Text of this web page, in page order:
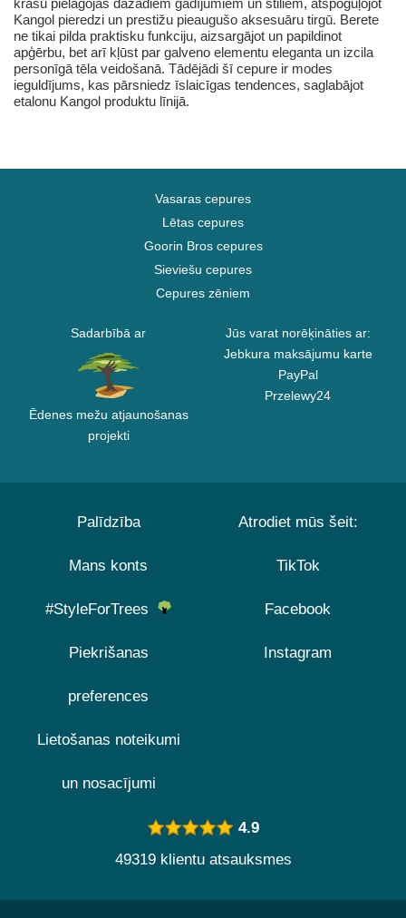
krāsu pielāgojas dažādiem gadījumiem un stiliem, atspoguļojot
Kangol pieredzi un prestižu pieaugušo aksesuāru tirgū. Berete
ne tikai pilda praktisku funkciju, aizsargājot un papildinot
apģērbu, bet arī kļūst par galveno elementu eleganta un izcila
personīgā tēla veidošanā. Tādējādi šī cepure ir modes
ieguldījums, kas pārsniedz īslaicīgas tendences, saglabājot
etalonu Kangol produktu līnijā.
Vasaras cepures
Lētas cepures
Goorin Bros cepures
Sieviešu cepures
Cepures zēniem
Sadarbībā ar
Ēdenes mežu atjaunošanas
projekti
Jūs varat norēķināties ar:
Jebkura maksājumu karte
PayPal
Przelewy24
Palīdzība
Mans konts
#StyleForTrees
Piekrišanas
preferences
Lietošanas noteikumi
un nosacījumi
Atrodiet mūs šeit:
TikTok
Facebook
Instagram
4.9
49319 klientu atsauksmes